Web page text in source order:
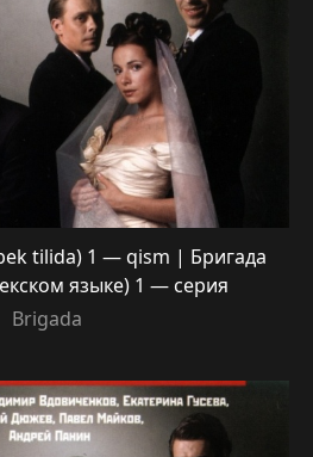
tilida) 1 — qism | Бригада
языке) 1 — серия
Brigada